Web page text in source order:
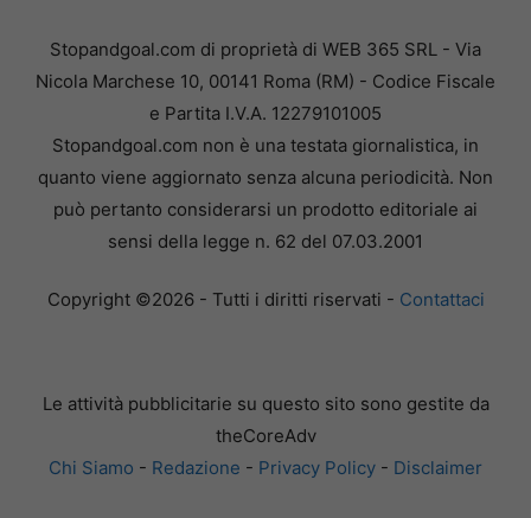
Stopandgoal.com di proprietà di WEB 365 SRL - Via
Nicola Marchese 10, 00141 Roma (RM) - Codice Fiscale
e Partita I.V.A. 12279101005
Stopandgoal.com non è una testata giornalistica, in
quanto viene aggiornato senza alcuna periodicità. Non
può pertanto considerarsi un prodotto editoriale ai
sensi della legge n. 62 del 07.03.2001
Copyright ©2026 - Tutti i diritti riservati - Contattaci
Le attività pubblicitarie su questo sito sono gestite da
theCoreAdv
Chi Siamo - Redazione - Privacy Policy - Disclaimer